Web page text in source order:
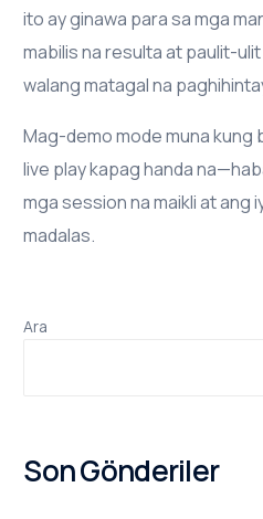
ito ay ginawa para sa mga
mabilis na resulta at paulit-
walang matagal na
Mag-demo mode muna kung
live play kapag handa
mga session na maikli at ang
madalas.
Ara
Son Gönderiler